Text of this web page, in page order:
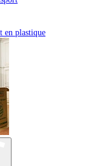
en plastique